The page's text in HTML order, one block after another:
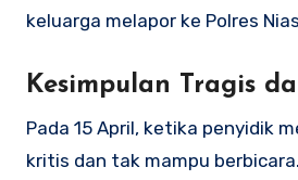
keluarga melapor ke Polres
Kesimpulan Tragis
Pada 15 April, ketika penyidik
kritis dan tak mampu